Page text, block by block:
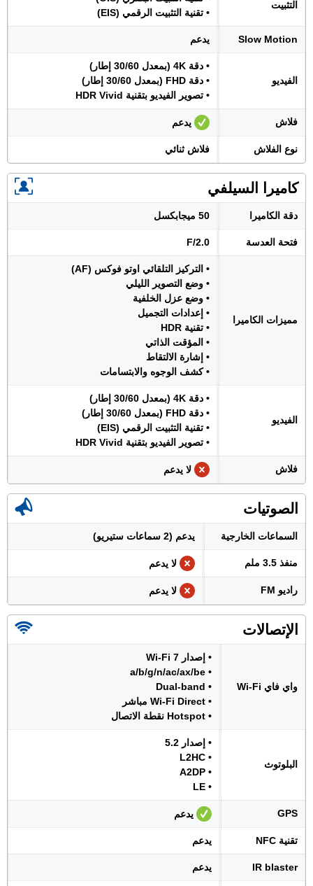
التثبيت
• تقنية التثبيت الرقمي (EIS)
Slow Motion يدعم
الفيديو
• دقة 4K (بمعدل 30/60 إطار)
• دقة FHD (بمعدل 30/60 إطار)
• تصوير الفيديو بتقنية HDR Vivid
فلاش يدعم
نوع الفلاش فلاش ثنائي
كاميرا السيلفي
دقة الكاميرا 50 ميجابكسل
فتحة العدسة F/2.0
مميزات الكاميرا
• التركيز التلقائي اوتو فوكس (AF)
• وضع التصوير الليلي
• وضع عزل الخلفية
• إعدادات التجميل
• تقنية HDR
• المؤقت الذاتي
• إشارة الالتقاط
• كشف الوجوه والابتسامات
الفيديو
• دقة 4K (بمعدل 30/60 إطار)
• دقة FHD (بمعدل 30/60 إطار)
• تقنية التثبيت الرقمي (EIS)
• تصوير الفيديو بتقنية HDR Vivid
فلاش لا يدعم
الصوتيات
السماعات الخارجية يدعم (2 سماعات ستيريو)
منفذ 3.5 ملم لا يدعم
راديو FM لا يدعم
الإتصالات
واي فاي Wi-Fi
• إصدار Wi-Fi 7
• a/b/g/n/ac/ax/be
• Dual-band
• Wi-Fi Direct مباشر
• Hotspot نقطة الاتصال
البلوتوث
• إصدار 5.2
• L2HC
• A2DP
• LE
GPS يدعم
تقنية NFC يدعم
IR blaster يدعم